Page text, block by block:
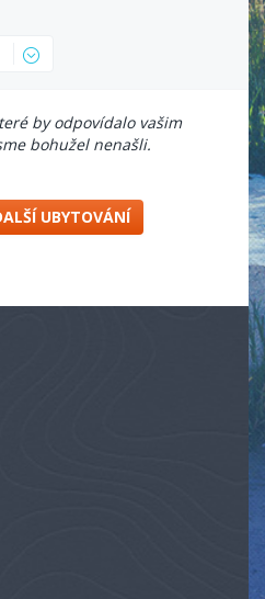
by odpovídalo vašim
bohužel nenašli.
UBYTOVÁNÍ